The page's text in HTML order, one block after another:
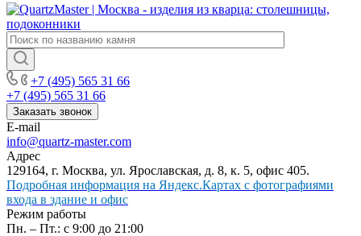
+7 (495) 565 31 66
+7 (495) 565 31 66
Заказать звонок
E-mail
info@quartz-master.com
Адрес
129164, г. Москва, ул. Ярославская, д. 8, к. 5, офис 405.
Подробная информация на Яндекс.Картах с фотографиями
входа в здание и офис
Режим работы
Пн. – Пт.: с 9:00 до 21:00